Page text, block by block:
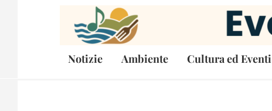
Notizie Ambiente Cultura ed Eventi